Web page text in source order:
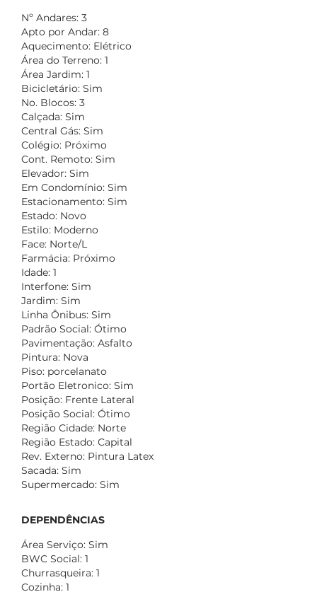
Nº Andares: 3
Apto por Andar: 8
Aquecimento: Elétrico
Área do Terreno: 1
Área Jardim: 1
Bicicletário: Sim
No. Blocos: 3
Calçada: Sim
Central Gás: Sim
Colégio: Próximo
Cont. Remoto: Sim
Elevador: Sim
Em Condomínio: Sim
Estacionamento: Sim
Estado: Novo
Estilo: Moderno
Face: Norte/L
Farmácia: Próximo
Idade: 1
Interfone: Sim
Jardim: Sim
Linha Ônibus: Sim
Padrão Social: Ótimo
Pavimentação: Asfalto
Pintura: Nova
Piso: porcelanato
Portão Eletronico: Sim
Posição: Frente Lateral
Posição Social: Ótimo
Região Cidade: Norte
Região Estado: Capital
Rev. Externo: Pintura Latex
Sacada: Sim
Supermercado: Sim
DEPENDÊNCIAS
Área Serviço: Sim
BWC Social: 1
Churrasqueira: 1
Cozinha: 1